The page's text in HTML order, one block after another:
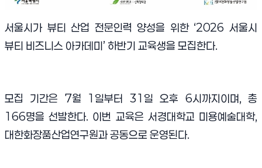
서울시가 뷰티 산업 전문인력 양성을 위한 ‘2026 서울시
뷰티 비즈니스 아카데미’ 하반기 교육생을 모집한다.
모집 기간은 7월 1일부터 31일 오후 6시까지이며, 총
166명을 선발한다. 이번 교육은 서경대학교 미용예술대학,
대한화장품산업연구원과 공동으로 운영된다.